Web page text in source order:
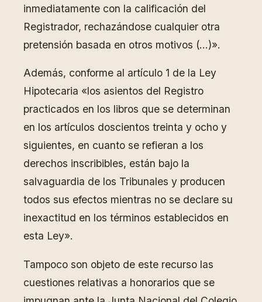
inmediatamente con la calificación del
Registrador, rechazándose cualquier otra
pretensión basada en otros motivos (…)».
Además, conforme al artículo 1 de la Ley
Hipotecaria «los asientos del Registro
practicados en los libros que se determinan
en los artículos doscientos treinta y ocho y
siguientes, en cuanto se refieran a los
derechos inscribibles, están bajo la
salvaguardia de los Tribunales y producen
todos sus efectos mientras no se declare su
inexactitud en los términos establecidos en
esta Ley».
Tampoco son objeto de este recurso las
cuestiones relativas a honorarios que se